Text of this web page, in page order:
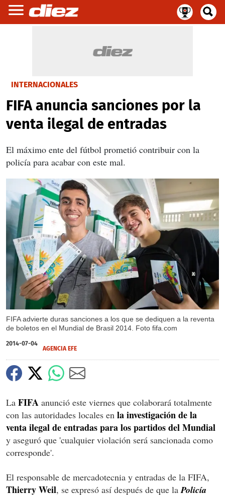
INTERNACIONALES
FIFA anuncia sanciones por la
venta ilegal de entradas
El máximo ente del fútbol prometió contribuir con la
policía para acabar con este mal.
FIFA advierte duras sanciones a los que se dediquen a la reventa
de boletos en el Mundial de Brasil 2014. Foto fifa.com
X
2014-07-04
AGENCIA EFE
La FIFA anunció este viernes que colaborará totalmente
con las autoridades locales en la investigación de la
venta ilegal de entradas para los partidos del Mundial
y aseguró que 'cualquier violación será sancionada como
corresponde'.
El responsable de mercadotecnia y entradas de la FIFA,
Thierry Weil, se expresó así después de que la Policía